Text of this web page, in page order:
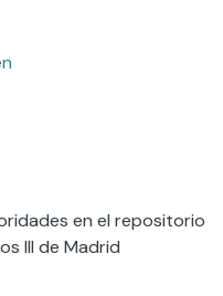
en el repositorio
III de Madrid